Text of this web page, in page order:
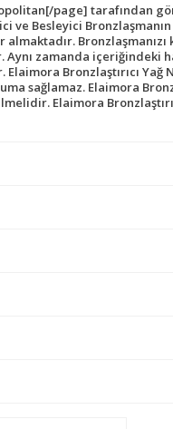
page] tarafından
ve Besleyici
zamanda içeriğindeki
Bronzlaştırıcı
sağlamaz. Elaimora
Elaimora